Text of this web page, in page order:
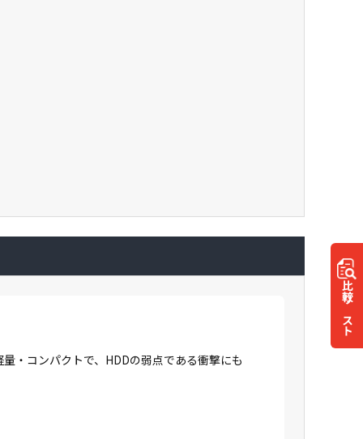
比較
リスト
・コンパクトで、HDDの弱点である衝撃にも